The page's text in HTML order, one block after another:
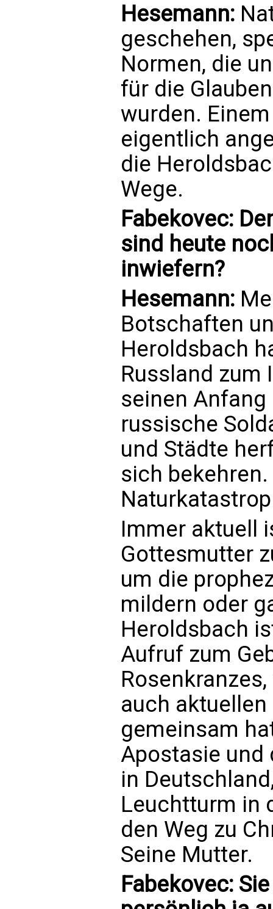
Hesemann:
geschehen,
Normen, die
für die
wurden.
eigentlich
die
Wege.
Fabekovec:
sind heute
inwiefern?
Hesemann:
Botschaften
Heroldsbach
Russland zum
seinen
russische
und Städte
sich
Immer aktuell
Gottesmutter
um die
mildern oder
Heroldsbach
Aufruf zum
auch
gemeinsam
Apostasie und
in
Leuchtturm in
den Weg zu
Seine Mutter.
Fabekovec: